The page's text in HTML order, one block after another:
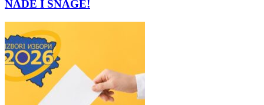
NADE I SNAGE!